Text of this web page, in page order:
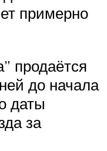
примерно
продаётся
до начала
даты
за